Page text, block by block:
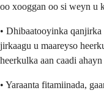
oo xooggan oo si weyn u
• Dhibaatooyinka
jirkaagu u maareyso
heerkulka aan caadi ahayn
• Yaraanta fitamiinada,